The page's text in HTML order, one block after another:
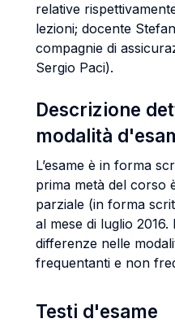
relative
lezioni; docente
compagnie di
Sergio Paci).
Descrizione
modalità
L’esame è in forma
prima metà del corso
parziale (in forma
al mese di luglio
differenze nelle
frequentanti e non
Testi d'esame